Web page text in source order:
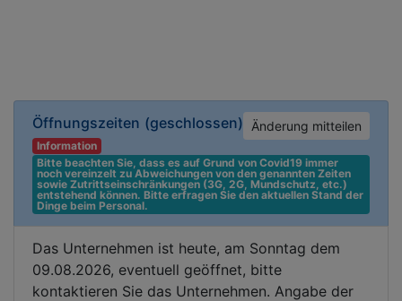
Öffnungszeiten (geschlossen) Änderung mitteilen
Information
Bitte beachten Sie, dass es auf Grund von Covid19 immer
noch vereinzelt zu Abweichungen von den genannten Zeiten
sowie Zutrittseinschränkungen (3G, 2G, Mundschutz, etc.)
entstehend können. Bitte erfragen Sie den aktuellen Stand der
Dinge beim Personal.
Das Unternehmen ist heute, am Sonntag dem
09.08.2026, eventuell geöffnet, bitte
kontaktieren Sie das Unternehmen. Angabe der